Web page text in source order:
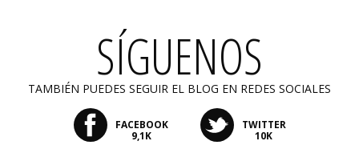
SÍGUENOS
TAMBIÉN PUEDES SEGUIR EL BLOG EN REDES SOCIALES
FACEBOOK
9,1K
TWITTER
10K